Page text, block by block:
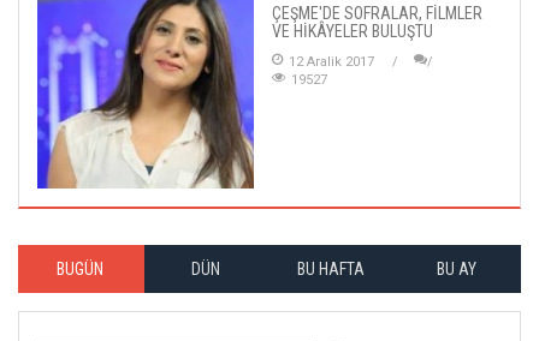
ÇEŞME'DE SOFRALAR, FİLMLER
VE HİKÂYELER BULUŞTU
12 Aralik 2017
19527
BUGÜN DÜN BU HAFTA BU AY